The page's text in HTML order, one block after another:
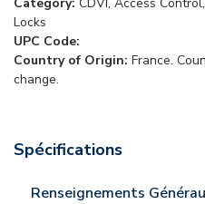
Locks
UPC Code:
Country of Origin: France.
change.
Spécifications
Renseignements